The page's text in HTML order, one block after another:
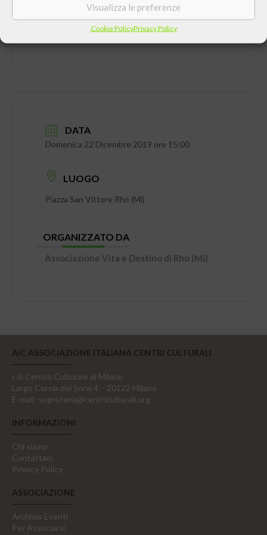
Visualizza le preferenze
Cookie PolicyPrivacy Policy
DATA
Domenica 22 Dicembre 2019 ore 15:00
LUOGO
Piazza San Vittore Rho (Mi)
ORGANIZZATO DA
Associazione Vita e Destino di Rho (Mi)
AIC ASSOCIAZIONE ITALIANA CENTRI CULTURALI
c/o Centro Culturale di Milano
Largo Corsia dei Servi 4, - 20122 Milano
E-mail: segreteria@centriculturali.org
INFORMAZIONI
Chi siamo
Contattaci
Privacy Policy
ASSOCIAZIONE
Archivio Eventi
Per Associarsi